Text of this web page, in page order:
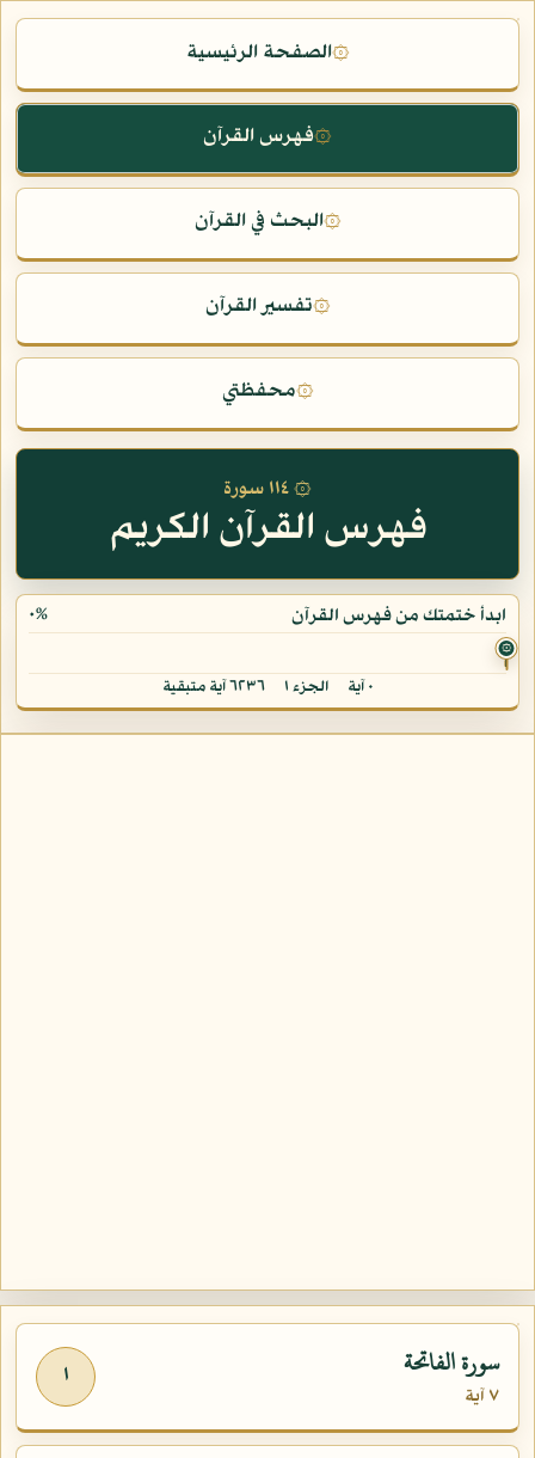
۞الصفحة الرئيسية
۞فهرس القرآن
۞البحث في القرآن
۞تفسير القرآن
۞محفظتي
۞ ١١٤ سورة
فهرس القرآن الكريم
ابدأ ختمتك من فهرس القرآن ٠%
۞
٠ آية الجزء ١ ٦٢٣٦ آية متبقية
١ سورة الفاتحة
٧ آية